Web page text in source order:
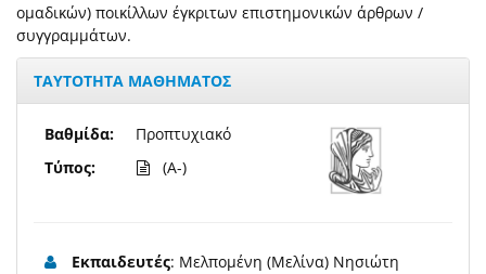
ομαδικών) ποικίλλων έγκριτων επιστημονικών άρθρων /
συγγραμμάτων.
ΤΑΥΤΟΤΗΤΑ ΜΑΘΗΜΑΤΟΣ
Βαθμίδα:
Τύπος:
Προπτυχιακό
(A-)
Εκπαιδευτές: Μελπομένη (Μελίνα) Νησιώτη